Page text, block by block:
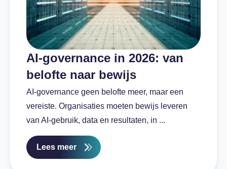
AI-governance in 2026: van
belofte naar bewijs
AI-governance geen belofte meer, maar een
vereiste. Organisaties moeten bewijs leveren
van AI-gebruik, data en resultaten, in ...
Lees meer